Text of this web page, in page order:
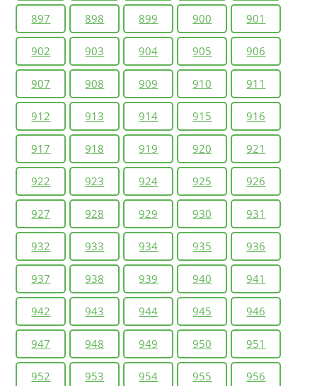
897 898 899 900 901
902 903 904 905 906
907 908 909 910 911
912 913 914 915 916
917 918 919 920 921
922 923 924 925 926
927 928 929 930 931
932 933 934 935 936
937 938 939 940 941
942 943 944 945 946
947 948 949 950 951
952 953 954 955 956